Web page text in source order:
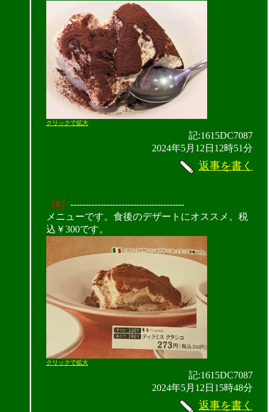
クリックで拡大
記:1615DC7087
2024年5月12日12時51分
返事を書く
（8） --------------------------------------
メニューです。食後のデザートにオススメ。税
込￥300です。
クリックで拡大
記:1615DC7087
2024年5月12日15時48分
返事を書く